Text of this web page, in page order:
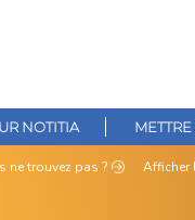
NOTITIA
netrouvez pas ? Afficher